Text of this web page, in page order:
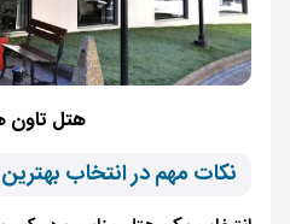
هتل
نکات مهم در انتخاب